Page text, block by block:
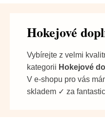
Hokejové
Vybírejte z velmi
kategorii Hokejové
V e-shopu pro vás
skladem ✓ za